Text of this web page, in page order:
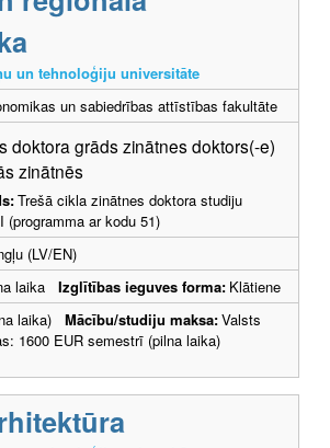
un tehnoloģiju universitāte
un sabiedrības attīstības fakultāte
doktora grāds zinātnes doktors(-e)
zinātnēs
Trešā cikla zinātnes doktora studiju
(programma ar kodu 51)
(LV/EN)
laika Izglītības ieguves forma: Klātiene
laika) Mācību/studiju maksa:Valsts
1600 EUR semestrī (pilna laika)